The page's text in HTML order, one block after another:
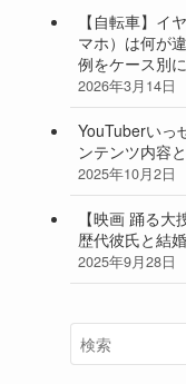
【自転車】イ
マホ）は何が
例をケース別
2026年3月14日
YouTuberいっ
ンテンツ内容
2025年10月2日
【映画 踊る
歴代彼氏と結
2025年9月28日